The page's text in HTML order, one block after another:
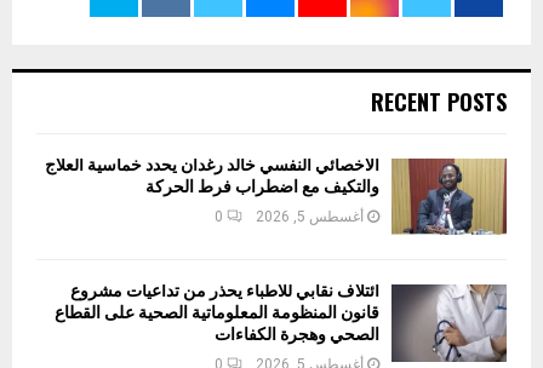
RECENT POSTS
الأخصائي النفسي خالد رغدان يحدد خماسية العلاج
والتكيف مع اضطراب فرط الحركة
أغسطس 5, 2026 0
ائتلاف نقابي للأطباء يحذر من تداعيات مشروع
قانون المنظومة المعلوماتية الصحية على القطاع
الصحي وهجرة الكفاءات